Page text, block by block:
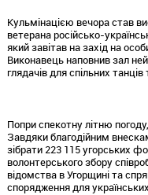
Кульмінацією вечора став
ветерана російсько-
який завітав на захід на
Виконавець наповнив зал
глядачів для спільних
Попри спекотну літню
Завдяки благодійним
зібрати 223 115 угорських
волонтерського збору
відомства в Угорщині та
спорядження для